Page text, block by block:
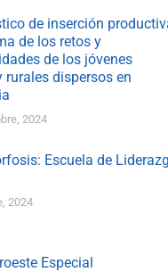
de inserción
de los retos y
de los jóvenes
rurales dispersos en
2024
Escuela de
2024
Especial